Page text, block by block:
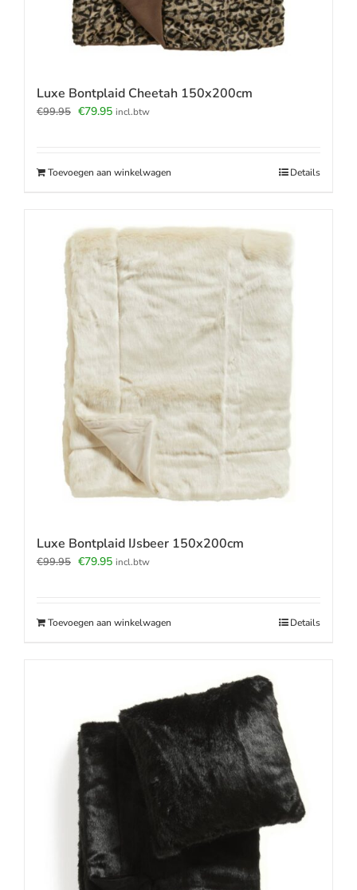
Luxe Bontplaid Cheetah 150x200cm
€99.95 Oorspronkelijke
€79.95Huidige
incl.btw
Toevoegen aan winkelwagen Details
Luxe Bontplaid IJsbeer 150x200cm
€99.95 Oorspronkelijke
€79.95Huidige
incl.btw
Toevoegen aan winkelwagen Details